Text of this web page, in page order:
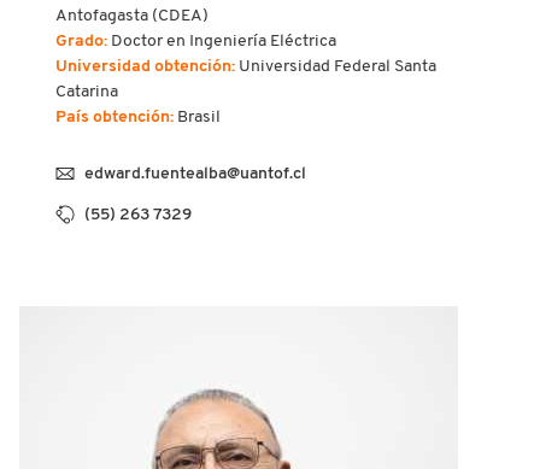
Antofagasta (CDEA)
Grado: Doctor en Ingeniería Eléctrica
Universidad obtención: Universidad Federal Santa
Catarina
País obtención: Brasil
edward.fuentealba@uantof.cl
(55) 263 7329